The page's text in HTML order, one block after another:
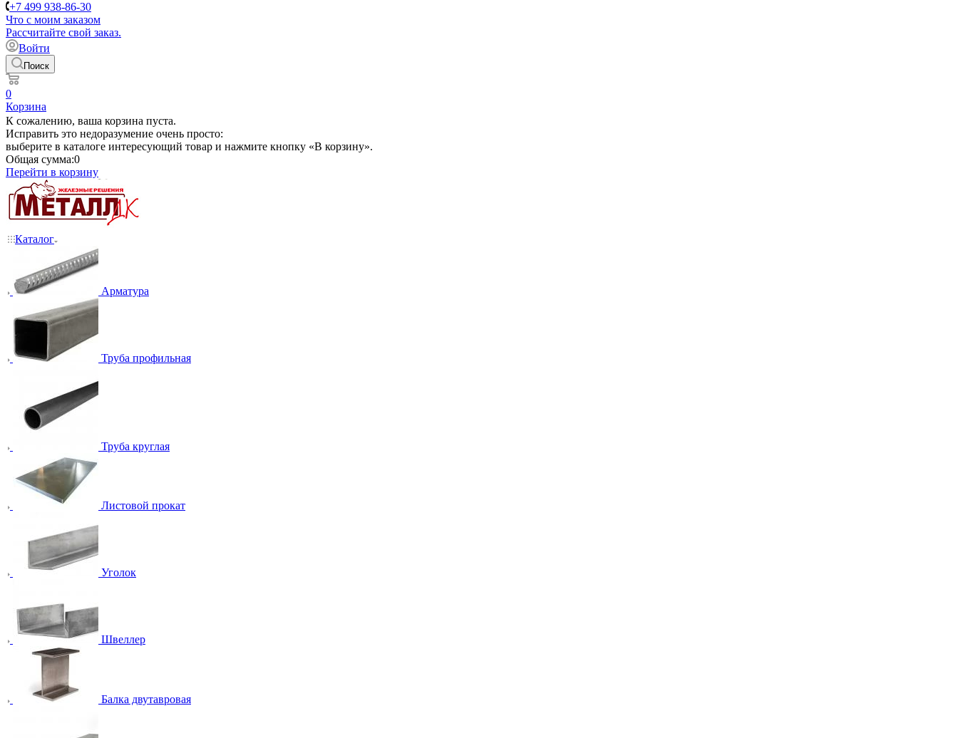
+7 499 938-86-30
Что с моим заказом
Расcчитайте свой заказ.
Войти
Поиск
0
Корзина
К сожалению, ваша корзина пуста.
Исправить это недоразумение очень просто:
выберите в каталоге интересующий товар и нажмите кнопку «В корзину».
Общая сумма:0
Перейти в корзину
Каталог
Арматура
Труба профильная
Труба круглая
Листовой прокат
Уголок
Швеллер
Балка двутавровая